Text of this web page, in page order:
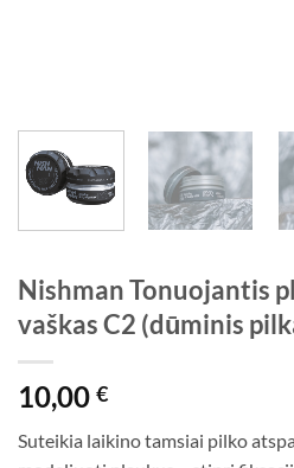
Nishman Tonuojantis
vaškas C2 (dūminis
10,00 €
Suteikia laikino tamsiai pilko